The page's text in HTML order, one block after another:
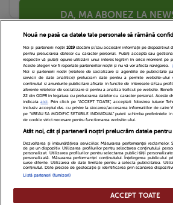
DA, MA ABONEZ LA
Echipa Editoriala
Cariere
Cookies
Politica de
DivaHair Cosmetics
Termeni si conditii
Nouă ne pasă ca datele tale personale să rămână
Noi și partenerii noștri 1019stocăm și/sau accesăm informații pe dispozitivul
pentru prelucrarea datelor cu caracter personal. Puteți accepta sau
respectiv vă puteți opune utilizării unui interes legitim în orice moment pe
Aceste alegeri vor fi raportate partenerilor noștri și nu vă vor afecta navigarea.
Noi si partenerii nostri (retelele de socializare si agentiile de publicitate
servicii de date analitice) prelucram date pentru a permite website-ului
continutul si anunturile publicitare afisate in functie de interesele si/sau
aferente retelelor de socializare si pentru a analiza traficul pe website.
22 din GDPR in legatura cu prelucrarea datelor cu caracter personal. Aceste
indicataaici. Prin click pe “ACCEPT TOATE”, acceptati folosirea tuturor
inclusiv acceptul dvs. cu privire la stocarea/accesarea informatiilor de catre
pe “VREAU SA MODIFIC SETARILE INDIVIDUAL” puteti schimba
de cookie strict necesare pentru functionarea website-ului.
Atât noi, cât și partenerii noștri prelucrăm datele pentru
Dezvoltarea și îmbunătățirea serviciilor. Măsurarea performanței reclamelor.
de pe un dispozitiv. Utilizarea profilurilor pentru selectarea conținutului
personalizat. Utilizarea profilurilor pentru selectarea publicității
personalizată. Măsurarea performanței conținutului. Înțelegerea publicului
surse diferite. Utilizarea de date limitate pentru a selecta publicitatea.
conținutul. Date precise de geolocație și identificarea prin scanarea
Listă parteneri (furnizori)
ACCEPT TOATE